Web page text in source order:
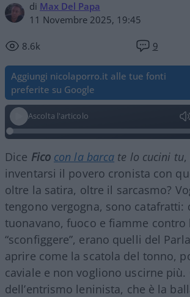
di Max Del Papa
11 Novembre 2025, 19:45
8.6k 9
Aggiungi nicolaporro.it alle tue fonti
preferite su Google
Ascolta l'articolo
Dice Fico con la barca te lo cucini tu,
inventarsi il povero cronista con
oltre la satira, oltre il sarcasmo?
tengono vergogna, sono catafratti:
tuonavano, fuoco e fiamme contro
“sconfiggere”, erano quelli del
aprire come la scatola del tonno,
caviale e non vogliono uscirne più.
dell’entrismo leninista, che è la